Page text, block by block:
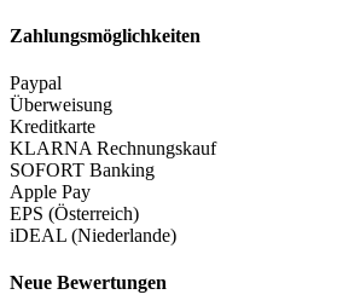
Zahlungsmöglichkeiten
Paypal
Überweisung
Kreditkarte
KLARNA Rechnungskauf
SOFORT Banking
Apple Pay
EPS (Österreich)
iDEAL (Niederlande)
Neue Bewertungen